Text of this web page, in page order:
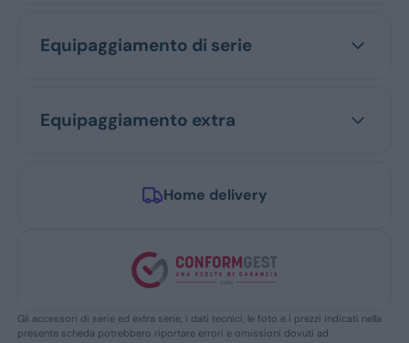
Equipaggiamento di serie
Equipaggiamento extra
Home delivery
Gli accessori di serie ed extra serie, i dati tecnici, le foto e i prezzi indicati nella
presente scheda potrebbero riportare errori e omissioni dovuti ad